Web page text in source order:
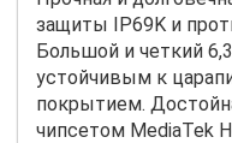
защиты IP69K и
Большой и четкий
устойчивым к
покрытием.
чипсетом MediaTek